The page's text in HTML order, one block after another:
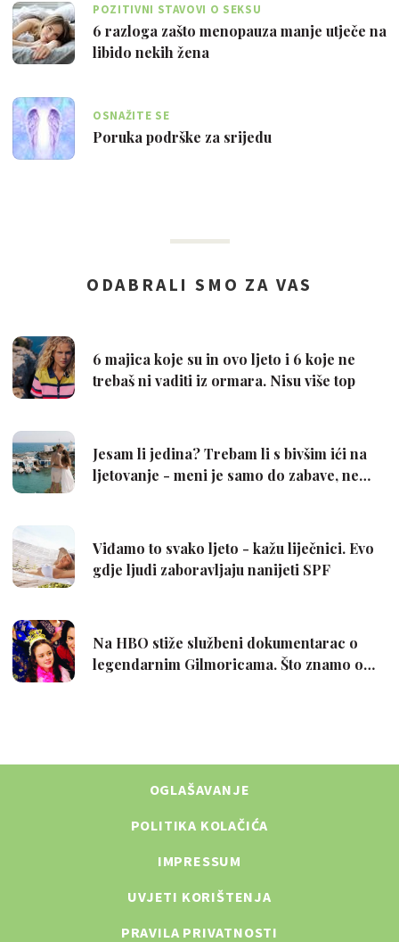
POZITIVNI STAVOVI O SEKSU
6 razloga zašto menopauza manje utječe na
libido nekih žena
OSNAŽITE SE
Poruka podrške za srijedu
OGLAŠAVANJE
POLITIKA KOLAČIĆA
IMPRESSUM
UVJETI KORIŠTENJA
PRAVILA PRIVATNOSTI